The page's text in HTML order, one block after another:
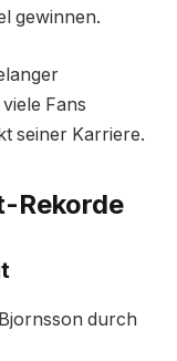
gewinnen.
Fans
seiner Karriere.
Rekorde
durch